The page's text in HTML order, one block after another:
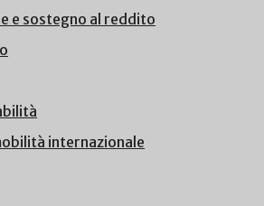
e sostegno al reddito
internazionale